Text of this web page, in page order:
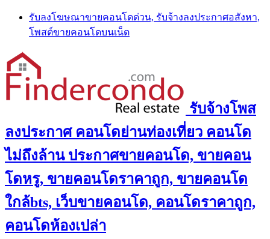
Skip
content
รับลงโฆษณาขายคอนโดด่วน, รับจ้างลงประกาศอสังหา,
โพสต์ขายคอนโดบนเน็ต
รับจ้างโพส
ลงประกาศ คอนโดย่านท่องเที่ยว คอนโด
ไม่ถึงล้าน ประกาศขายคอนโด, ขายคอน
โดหรู, ขายคอนโดราคาถูก, ขายคอนโด
ใกล้bts, เว็บขายคอนโด, คอนโดราคาถูก,
คอนโดห้องเปล่า